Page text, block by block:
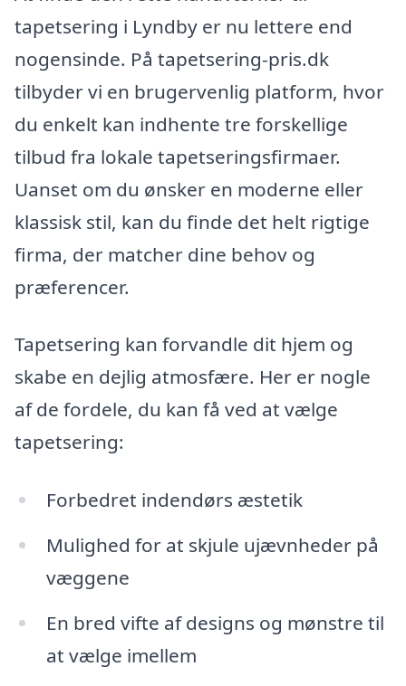
tapetsering i Lyndby er nu lettere end
nogensinde. På tapetsering-pris.dk
tilbyder vi en brugervenlig platform, hvor
du enkelt kan indhente tre forskellige
tilbud fra lokale tapetseringsfirmaer.
Uanset om du ønsker en moderne eller
klassisk stil, kan du finde det helt rigtige
firma, der matcher dine behov og
præferencer.
Tapetsering kan forvandle dit hjem og
skabe en dejlig atmosfære. Her er nogle
af de fordele, du kan få ved at vælge
tapetsering:
Forbedret indendørs æstetik
Mulighed for at skjule ujævnheder på
væggene
En bred vifte af designs og mønstre til
at vælge imellem